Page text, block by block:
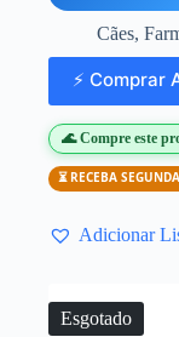
Cães,
⚡ Comprar
🌊 Compre este
⏳ RECEBA
Adicionar
Esgotado